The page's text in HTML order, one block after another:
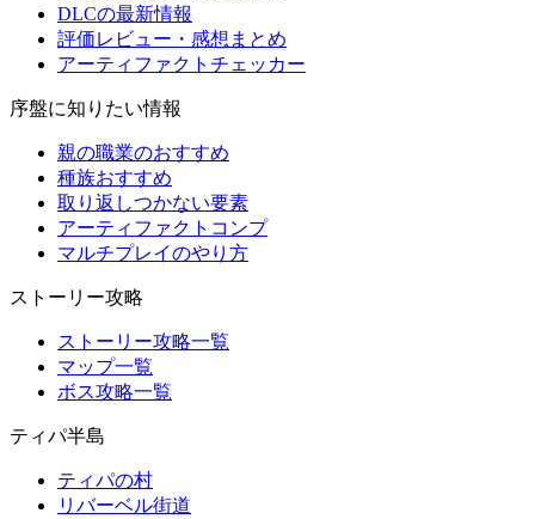
DLCの最新情報
評価レビュー・感想まとめ
アーティファクトチェッカー
序盤に知りたい情報
親の職業のおすすめ
種族おすすめ
取り返しつかない要素
アーティファクトコンプ
マルチプレイのやり方
ストーリー攻略
ストーリー攻略一覧
マップ一覧
ボス攻略一覧
ティパ半島
ティパの村
リバーベル街道